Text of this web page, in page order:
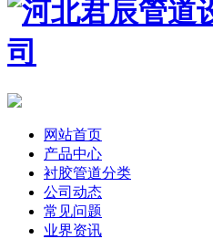
网站首页
产品中心
衬胶管道分类
公司动态
常见问题
业界资讯